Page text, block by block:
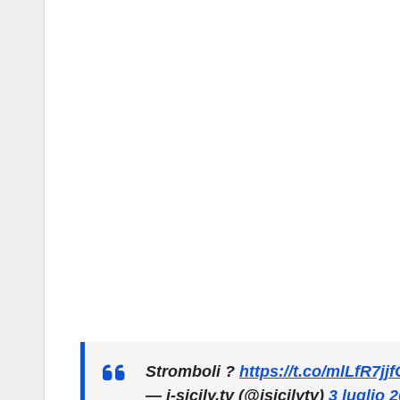
Stromboli ? https://t.co/
— i-sicily.tv (@isicilytv) 3 luglio